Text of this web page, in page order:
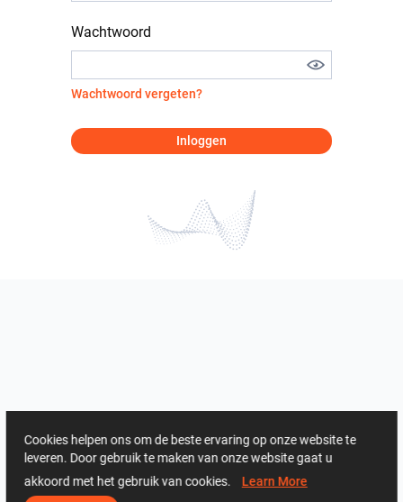
Wachtwoord
Wachtwoord vergeten?
Inloggen
Cookies helpen ons om de beste ervaring op onze website te
leveren. Door gebruik te maken van onze website gaat u
akkoord met het gebruik van cookies. Learn More